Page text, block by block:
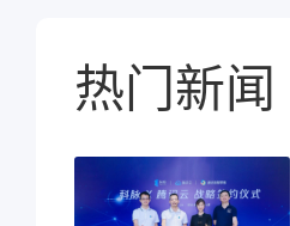
热门新闻